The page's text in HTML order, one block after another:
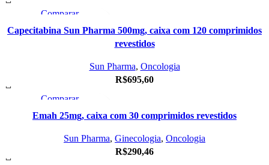
Comparar
Visualização Rápida
Capecitabina Sun Pharma 500mg, caixa com 120 comprimidos
revestidos
Sun Pharma, Oncologia
R$695,60
Comparar
Visualização Rápida
Emah 25mg, caixa com 30 comprimidos revestidos
Sun Pharma, Ginecologia, Oncologia
R$290,46